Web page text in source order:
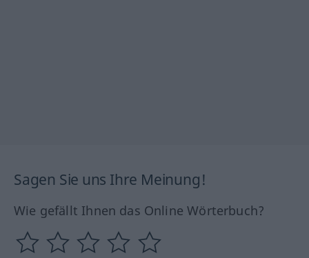
Sagen Sie uns Ihre Meinung!
Wie gefällt Ihnen das Online Wörterbuch?